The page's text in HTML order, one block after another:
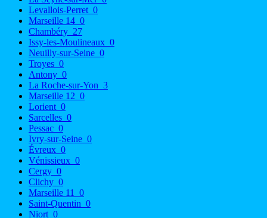
Levallois-Perret 0
Marseille 14 0
Chambéry 27
Issy-les-Moulineaux 0
Neuilly-sur-Seine 0
Troyes 0
Antony 0
La Roche-sur-Yon 3
Marseille 12 0
Lorient 0
Sarcelles 0
Pessac 0
Ivry-sur-Seine 0
Évreux 0
Vénissieux 0
Cergy 0
Clichy 0
Marseille 11
0
Saint-Quentin 0
Niort 0